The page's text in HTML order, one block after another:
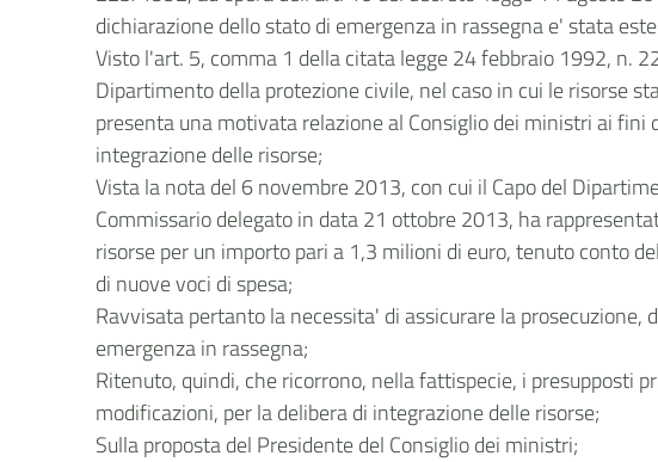
dichiarazione dello stato di emergenza in rassegna e' stata
Visto l'art. 5, comma 1 della citata legge 24 febbraio 1992, n.
Dipartimento della protezione civile, nel caso in cui le risorse
presenta una motivata relazione al Consiglio dei ministri ai
integrazione delle risorse;
Vista la nota del 6 novembre 2013, con cui il Capo del
Commissario delegato in data 21 ottobre 2013, ha
risorse per un importo pari a 1,3 milioni di euro, tenuto conto
di nuove voci di spesa;
Ravvisata pertanto la necessita' di assicurare la
emergenza in rassegna;
Ritenuto, quindi, che ricorrono, nella fattispecie, i presupposti
modificazioni, per la delibera di integrazione delle risorse;
Sulla proposta del Presidente del Consiglio dei ministri;